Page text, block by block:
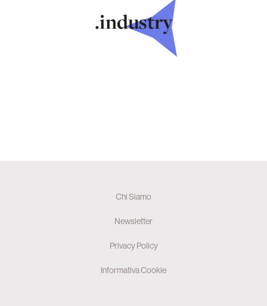
.industry
Chi Siamo
Newsletter
Privacy Policy
Informativa Cookie